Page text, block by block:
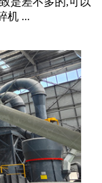
机 ...